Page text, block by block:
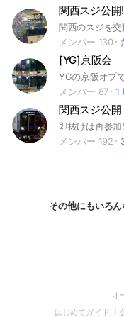
関西スジ公
メンバー 130
[YG]京阪会
メンバー 87
1
関西スジ公開
即抜けは再参
メンバー 192
その他にもいろ
オ
はじめてガイド